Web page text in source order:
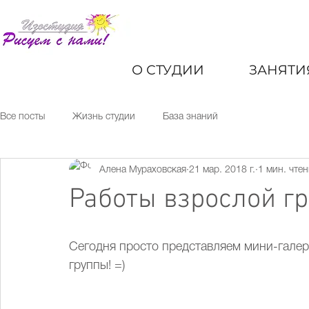
О СТУДИИ
Все посты Жизнь студии База знаний
Работы взрослой
Алена Мураховская 21 мар. 2018 г. 1 мин.
Сегодня просто представляем мини-
группы! =)